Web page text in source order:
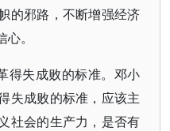
的邪路，不断增强经济
。
得失成败的标准。邓小
失成败的标准，应该主
社会的生产力，是否有